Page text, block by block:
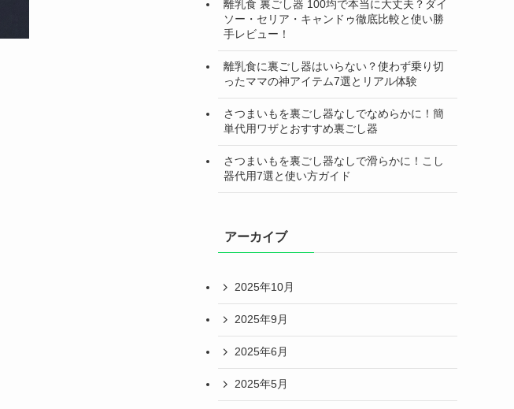
離乳食 裏ごし器 100均で本当に大丈夫？ダイ
ソー・セリア・キャンドゥ徹底比較と使い勝
手レビュー！
離乳食に裏ごし器はいらない？使わず乗り切
ったママの神アイテム7選とリアル体験
さつまいもを裏ごし器なしでなめらかに！簡
単代用ワザとおすすめ裏ごし器
さつまいもを裏ごし器なしで滑らかに！こし
器代用7選と使い方ガイド
アーカイブ
2025年10月
2025年9月
2025年6月
2025年5月